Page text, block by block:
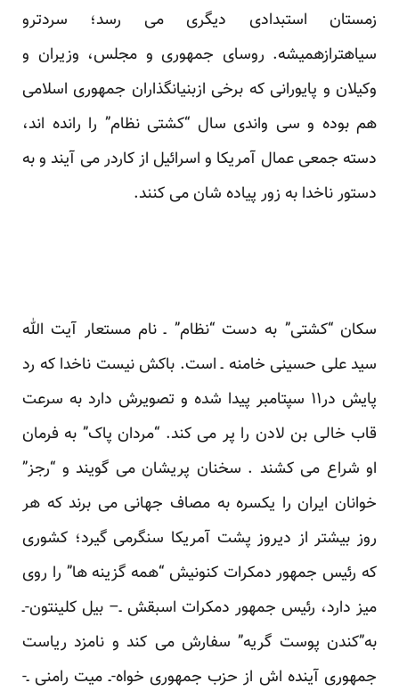
زمستان استبدادی دیگری می رسد؛ سردترو
سیاهترازهمیشه. روسای جمهوری و مجلس، وزیران و
وکیلان و پایورانی که برخی ازبنیانگذاران جمهوری اسلامی
هم بوده و سی واندی سال “کشتی نظام” را رانده اند،
دسته جمعی عمال آمریکا و اسرائیل از کاردر می آیند و به
دستور ناخدا به زور پیاده شان می کنند.
سکان “کشتی” به دست “نظام” ـ نام مستعار آیت الله
سید علی حسینی خامنه ـ است. باکش نیست ناخدا که رد
پایش در۱۱ سپتامبر پیدا شده و تصویرش دارد به سرعت
قاب خالی بن لادن را پر می کند. “مردان پاک” به فرمان
او شراع می کشند . سخنان پریشان می گویند و “رجز”
خوانان ایران را یکسره به مصاف جهانی می برند که هر
روز بیشتر از دیروز پشت آمریکا سنگرمی گیرد؛ کشوری
که رئیس جمهور دمکرات کنونیش “همه گزینه ها” را روی
میز دارد، رئیس جمهور دمکرات اسبقش ـ– بیل کلینتون-ـ
به”کندن پوست گریه” سفارش می کند و نامزد ریاست
جمهوری آینده اش از حزب جمهوری خواه-ـ میت رامنی ـ-